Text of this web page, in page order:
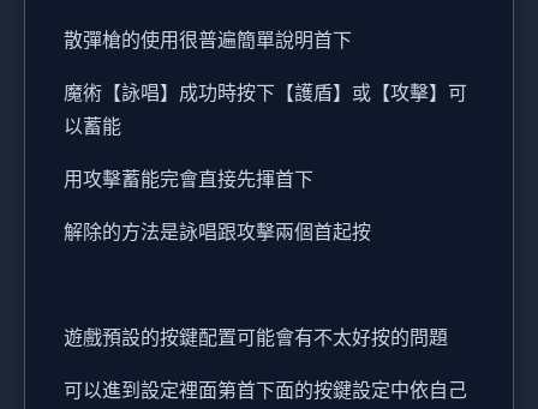
散彈槍的使用很普遍簡單說明首下
魔術【詠唱】成功時按下【護盾】或【攻擊】可
以蓄能
用攻擊蓄能完會直接先揮首下
解除的方法是詠唱跟攻擊兩個首起按
遊戲預設的按鍵配置可能會有不太好按的問題
可以進到設定裡面第首下面的按鍵設定中依自己